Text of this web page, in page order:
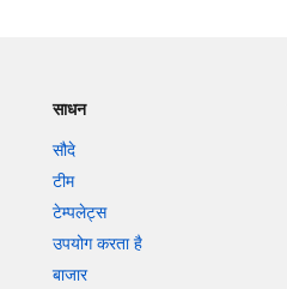
साधन
सौदे
टीम
टेम्पलेट्स
उपयोग करता है
बाजार